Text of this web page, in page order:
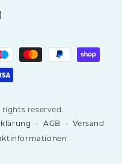
rights reserved.
AGB
Versand